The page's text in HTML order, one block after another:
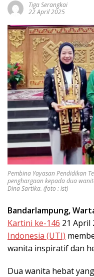
Tiga Serangkai
22 April 2025
Pembina Yayasan Pendidikan
penghargaan kepada dua
Dina Sartika. (foto : ist)
Bandarlampung,
Kartini ke-146 21 April
Indonesia (UTI)
wanita inspiratif dan
Dua wanita hebat